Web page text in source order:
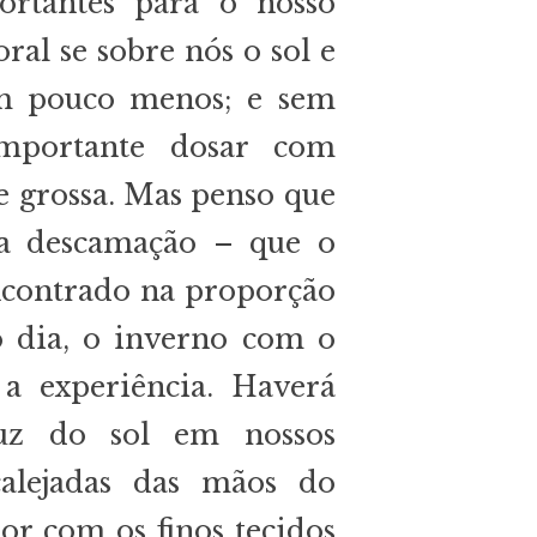
se sobre nós o sol e
pouco menos; e sem
dosar com
Mas penso que
descamação – que o
na proporção
dia, o inverno com o
experiência. Haverá
do sol em nossos
das mãos do